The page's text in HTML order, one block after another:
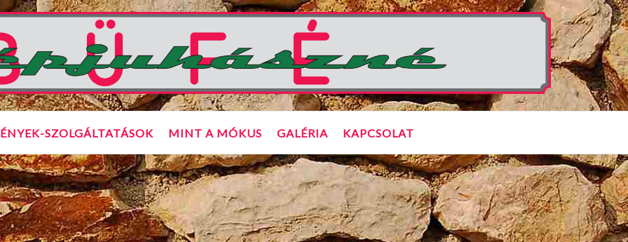
SZOLGÁLTATÁSOK MINT A MÓKUS GALÉRIA KAPCSOLAT